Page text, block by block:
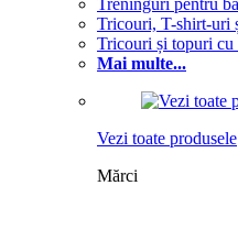
Treninguri pentru
Tricouri, T-shirt-uri
Tricouri și topuri
Mai multe...
Vezi toate produsele
Mărci